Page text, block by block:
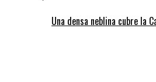
Una densa neblina cubre la